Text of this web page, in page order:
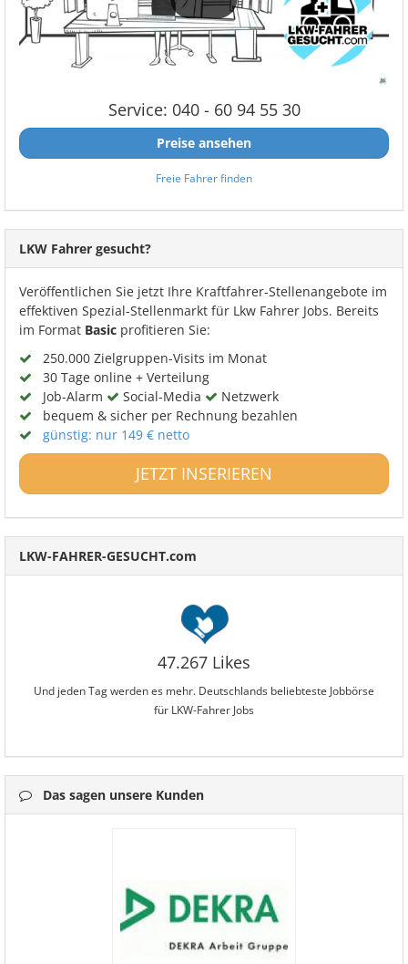
Service: 040 - 60 94 55 30
Preise ansehen
Freie Fahrer finden
LKW Fahrer gesucht?
Veröffentlichen Sie jetzt Ihre Kraftfahrer-Stellenangebote im
effektiven Spezial-Stellenmarkt für Lkw Fahrer Jobs. Bereits
im Format Basic profitieren Sie:
250.000 Zielgruppen-Visits im Monat
30 Tage online + Verteilung
Job-Alarm
Social-Media
Netzwerk
bequem & sicher per Rechnung bezahlen
günstig: nur 149 € netto
JETZT INSERIEREN
LKW-FAHRER-GESUCHT.com
47.267 Likes
Und jeden Tag werden es mehr. Deutschlands beliebteste Jobbörse
für LKW-Fahrer Jobs
Das sagen unsere Kunden